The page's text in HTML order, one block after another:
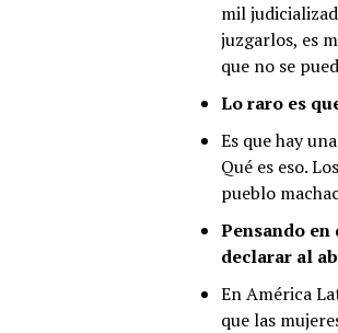
mil
juzgarlos, es
que no se
Lo raro es
Es que hay
Qué es eso.
pueblo
Pensando
declarar al
En América
que las